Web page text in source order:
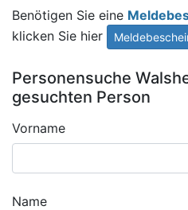
Benötigen Sie eine
klicken Sie hier
Personensuche
gesuchten Person
Vorname
Name